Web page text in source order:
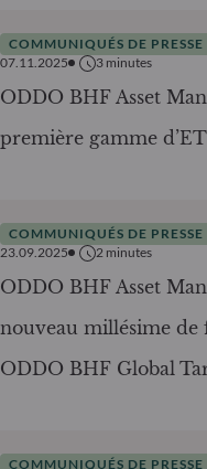
COMMUNIQUÉS DE PRESSE
07.11.2025
3 minutes
ODDO BHF Asset
première gamme
COMMUNIQUÉS DE PRESSE
23.09.2025
2 minutes
ODDO BHF Asset
nouveau millésime de
ODDO BHF Global
COMMUNIQUÉS DE PRESSE